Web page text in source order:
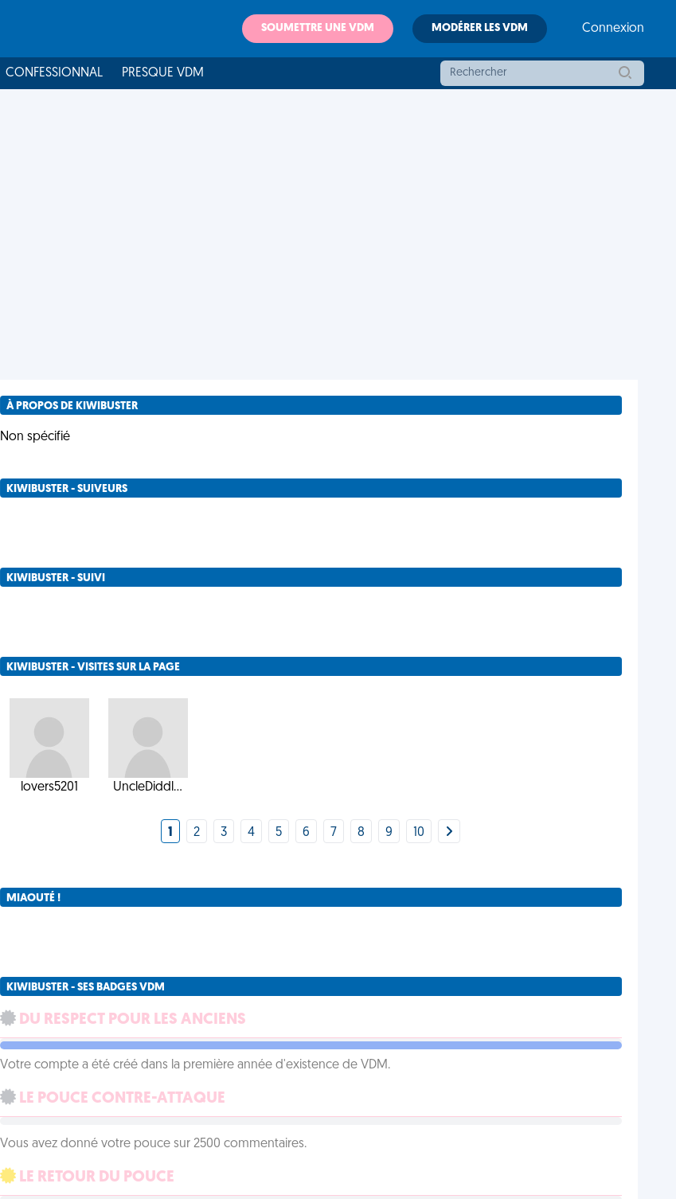
SOUMETTRE UNE VDM MODÉRER LES VDM Connexion
CONFESSIONNAL PRESQUE VDM
À PROPOS DE KIWIBUSTER
Non spécifié
KIWIBUSTER - SUIVEURS
KIWIBUSTER - SUIVI
KIWIBUSTER - VISITES SUR LA PAGE
lovers5201 UncleDiddl...
1 2 3 4 5 6 7 8 9 10
MIAOUTÉ !
KIWIBUSTER - SES BADGES VDM
DU RESPECT POUR LES ANCIENS
Votre compte a été créé dans la première année d'existence de VDM.
LE POUCE CONTRE-ATTAQUE
Vous avez donné votre pouce sur 2500 commentaires.
LE RETOUR DU POUCE